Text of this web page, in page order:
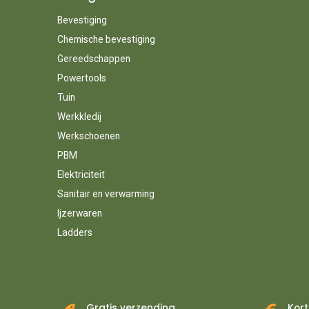
Bevestiging
Chemische bevestiging
Gereedschappen
Powertools
Tuin
Werkkledij
Werkschoenen
PBM
Elektriciteit
Sanitair en verwarming
Ijzerwaren
Ladders